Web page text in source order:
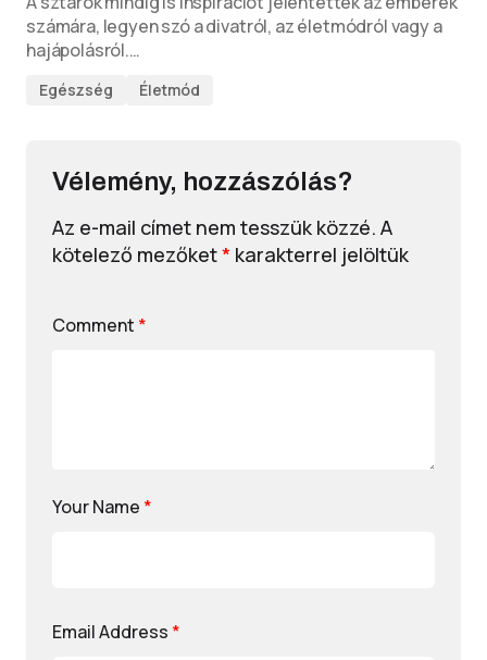
számára, legyen szó a divatról, az életmódról vagy a
hajápolásról.…
Egészség Életmód
Vélemény, hozzászólás?
Az e-mail címet nem tesszük közzé. A
kötelező mezőket* karakterrel jelöltük
Comment *
Your Name *
Email Address *